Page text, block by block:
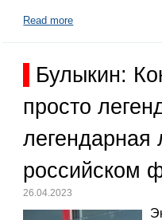
Read more
Булыкин:
просто
легендарная
российском
26.04.2023